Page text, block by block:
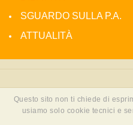
SGUARDO SULLA P.A.
ATTUALITÀ
Questo sito non ti chiede di
usiamo solo cookie tecnici e